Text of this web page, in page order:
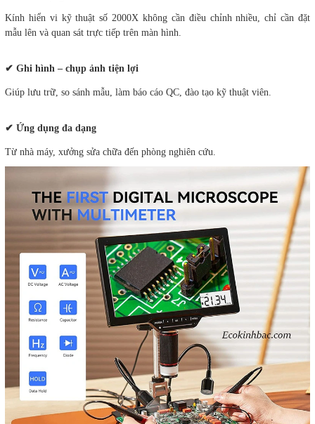
Kính hiển vi kỹ thuật số 2000X không cần điều chỉnh nhiều, chỉ cần đặt
mẫu lên và quan sát trực tiếp trên màn hình.
✔ Ghi hình – chụp ảnh tiện lợi
Giúp lưu trữ, so sánh mẫu, làm báo cáo QC, đào tạo kỹ thuật viên.
✔ Ứng dụng đa dạng
Từ nhà máy, xưởng sửa chữa đến phòng nghiên cứu.